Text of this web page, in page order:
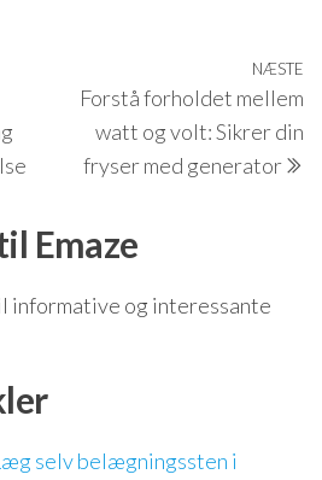
NÆSTE
Forstå forholdet mellem
watt og volt: Sikrer din
fryser med generator
Emaze
informative og interessante
selv belægningssten i